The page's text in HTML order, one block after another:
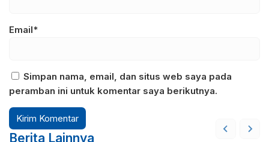
Email*
Simpan nama, email, dan situs web saya pada
peramban ini untuk komentar saya berikutnya.
Berita Lainnya